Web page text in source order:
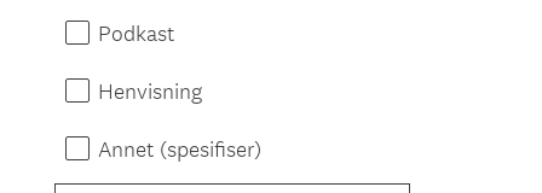
Podkast
Henvisning
Annet (spesifiser)